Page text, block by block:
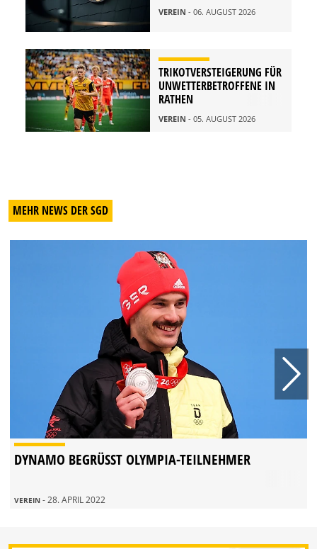
VEREIN - 06. AUGUST 2026
TRIKOTVERSTEIGERUNG FÜR
UNWETTERBETROFFENE IN
RATHEN
VEREIN - 05. AUGUST 2026
MEHR NEWS DER SGD
DYNAMO BEGRÜSST OLYMPIA-TEILNEHMER
VEREIN - 28. APRIL 2022